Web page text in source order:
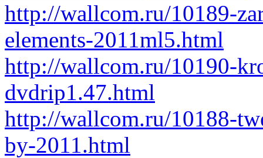
http://wallcom.ru/10189-
elements-2011ml5.html
http://wallcom.ru/10190-
dvdrip1.47.html
http://wallcom.ru/10188-
by-2011.html